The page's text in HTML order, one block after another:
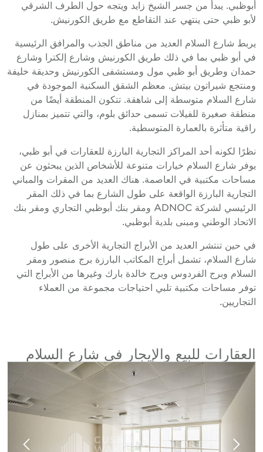
أبوظبي. يبدأ من جسر الشيخ زايد ويتجه حول الطرف الشرقي
لأبو ظبي حتى ينتهي عند التقاطع مع طريق الكورنيش.
يربط شارع السلام العديد من مناطق الجذب والمرافق الرئيسية
في أبو ظبي بما في ذلك طريق الكورنيش وشارع إلكترا وشارع
حمدان وطريق أبو ظبي مول ومستشفى الكورنيش وحديقة خليفة
ومنتجع شيراتون بيتش. معظم الشقق السكنية الموجودة في
شارع السلام متوسطة إلى شاهقة. تتكون المنطقة أيضًا من
منطقة صغيرة للفيلات تسمى حدائق بلوم، والتي تتميز بمنازل
راقية متأثرة بالعمارة المتوسطية.
نظرًا لكونه أحد المراكز التجارية البارزة للعقارات في أبو ظبي،
يوفر شارع السلام خيارات متنوعة للأشخاص الذين يبحثون عن
مساحات مكتبية في العاصمة. هناك العديد من المقرات والمباني
التجارية البارزة الواقعة على طول الشارع بما في ذلك المقر
الرئيسي لشركة ADNOC ومقر بنك أبوظبي التجاري ومقر بنك
الاتحاد الوطني ومبنى بلدية أبوظبي.
في حين تنتشر العديد من الأبراج التجارية الأخرى على طول
شارع السلام، تشمل أبراج المكاتب البارزة برج منصور ومقر
السلام وبرج الفردوس وبرج خالدة بارك وغيرها من الأبراج التي
توفر مساحات مكتبية تلبي احتياجات مجموعة من العملاء
التجاريين.
العقارات للبيع والإيجار في شارع السلام